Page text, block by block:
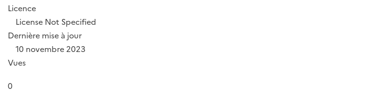
Licence
License Not Specified
Dernière mise à jour
10 novembre 2023
Vues
0